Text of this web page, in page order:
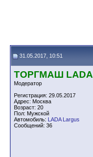
31.05.2017, 10:51
ТОРГМАШ LADA
Модератор
Регистрация: 29.05.2017
Адрес: Москва
Возраст: 20
Пол: Мужской
Автомобиль: LADA Largus
Сообщений: 36